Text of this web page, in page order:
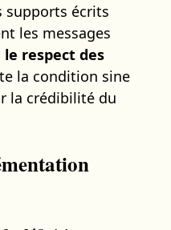
supports écrits
les messages
le respect des
la condition sine
la crédibilité du